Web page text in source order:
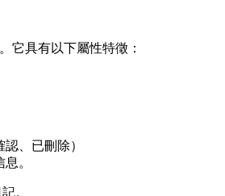
它具有以下屬性特徵：
、已刪除）
。
。